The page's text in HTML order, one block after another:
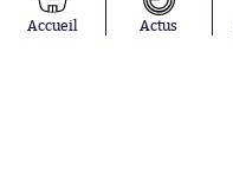
Accueil Actus